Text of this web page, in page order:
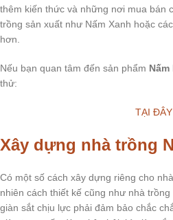
thêm kiến thức và những nơi mua bán
trồng sản xuất như Nấm Xanh hoặc
hơn.
Nếu bạn quan tâm đến sản phẩm
thử:
TẠI ĐÂY
Xây dựng nhà trồng
Có một số cách xây dựng riêng cho
nhiên cách thiết kế cũng như nhà
giàn sắt chịu lực phải đảm bảo chắc